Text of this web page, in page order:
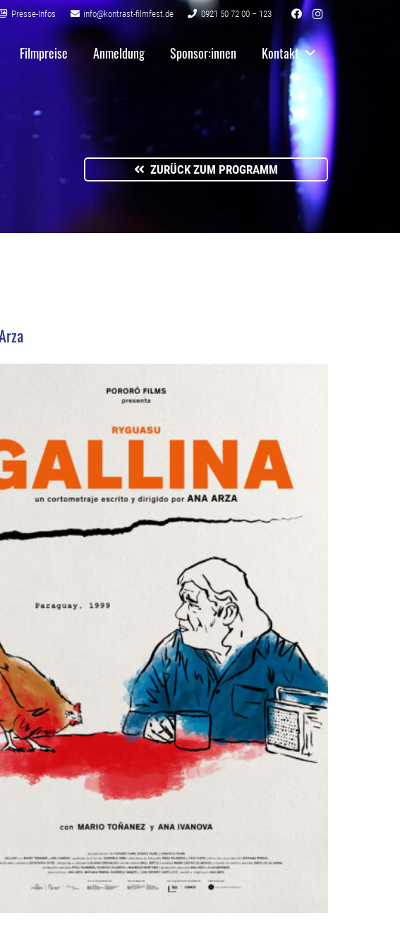
Presse-Infos info@kontrast-filmfest.de 0921 50 72 00 – 123
Filmpreise Anmeldung Sponsor:innen Kontakt
ZURÜCK ZUM PROGRAMM